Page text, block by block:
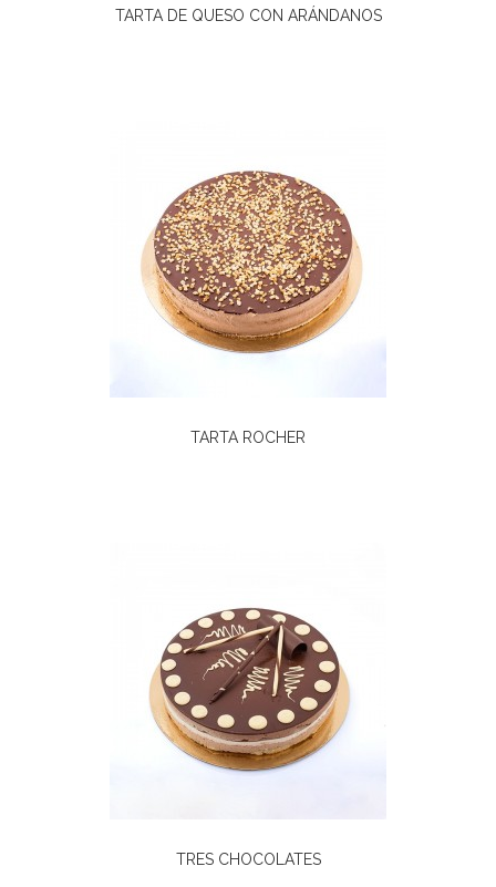
TARTA DE QUESO CON ARÁNDANOS
TARTA ROCHER
TRES CHOCOLATES